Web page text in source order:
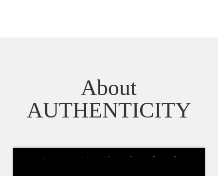
About
AUTHENTICITY